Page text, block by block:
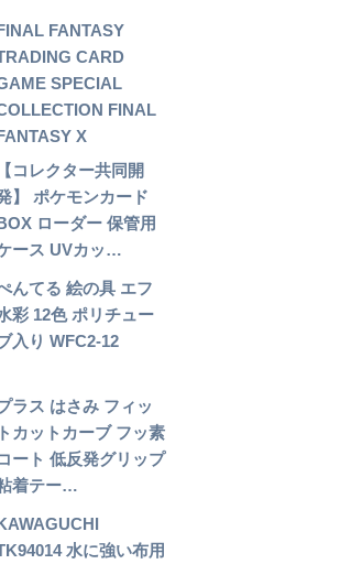
FANTASY
CARD
SPECIAL
FINAL
X
【コレクター共同開
】 ポケモンカード
ローダー 保管用
ース UVカッ…
んてる 絵の具 エフ
彩 12色 ポリチュー
入り WFC2-12
ラス はさみ フィッ
トカットカーブ フッ素
ート 低反発グリップ
着テー…
水に強い布用